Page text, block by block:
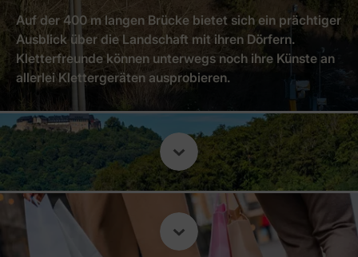
Auf der 400 m langen Brücke bietet sich ein prächtiger
Ausblick über die Landschaft mit ihren Dörfern.
Kletterfreunde können unterwegs noch ihre Künste an
allerlei Klettergeräten ausprobieren.